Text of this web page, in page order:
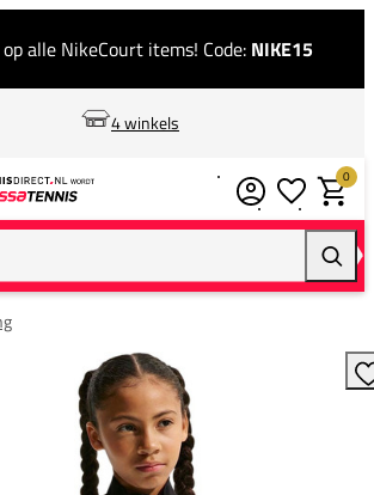
alle NikeCourt items! Code: NIKE15
4 winkels
0